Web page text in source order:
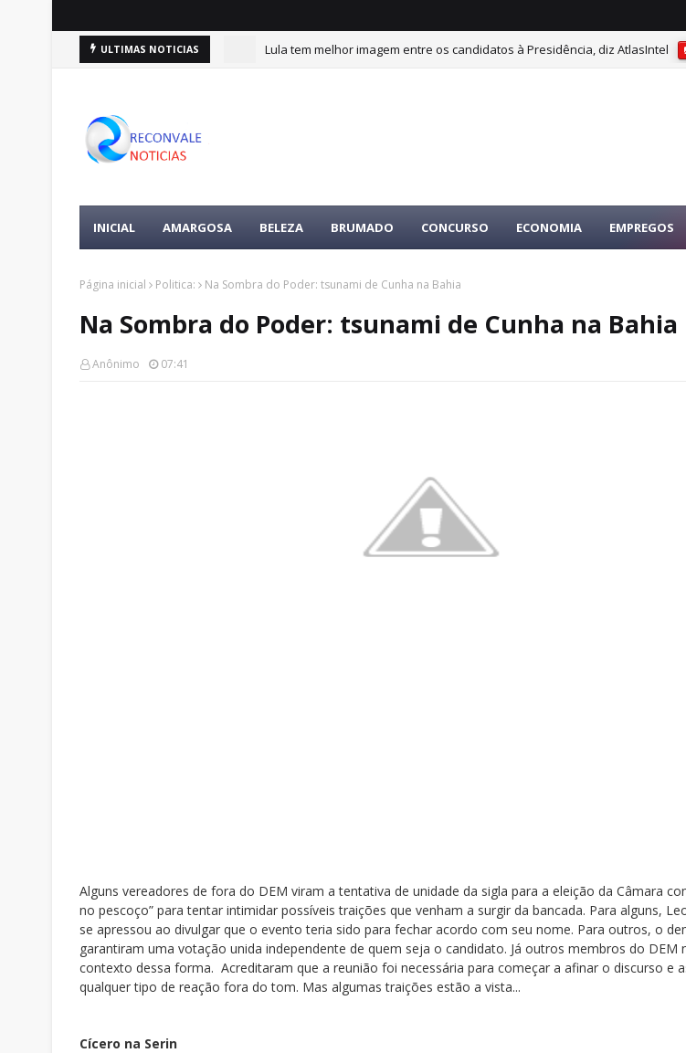
ULTIMAS NOTICIAS Lula tem melhor imagem entre os candidatos à Presidência, diz AtlasIntel
INICIAL AMARGOSA BELEZA BRUMADO CONCURSO ECONOMIA EMPREGOS
Página inicial Politica: Na Sombra do Poder: tsunami de Cunha na Bahia
Na Sombra do Poder: tsunami de Cunha na Bahia
Anônimo 07:41
Alguns vereadores de fora do DEM viram a tentativa de unidade da sigla para a eleição da Câmara
no pescoço” para tentar intimidar possíveis traições que venham a surgir da bancada. Para alguns,
se apressou ao divulgar que o evento teria sido para fechar acordo com seu nome. Para outros, o
garantiram uma votação unida independente de quem seja o candidato. Já outros membros do DEM
contexto dessa forma. Acreditaram que a reunião foi necessária para começar a afinar o discurso e
qualquer tipo de reação fora do tom. Mas algumas traições estão a vista...
Cícero na Serin